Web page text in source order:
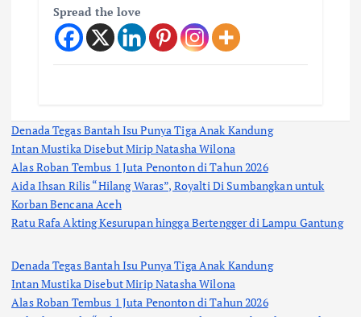
Spread the love
Denada Tegas Bantah Isu Punya Tiga Anak Kandung
Intan Mustika Disebut Mirip Natasha Wilona
Alas Roban Tembus 1 Juta Penonton di Tahun 2026
Aida Ihsan Rilis “Hilang Waras”, Royalti Di Sumbangkan untuk
Korban Bencana Aceh
Ratu Rafa Akting Kesurupan hingga Bertengger di Lampu Gantung
Denada Tegas Bantah Isu Punya Tiga Anak Kandung
Intan Mustika Disebut Mirip Natasha Wilona
Alas Roban Tembus 1 Juta Penonton di Tahun 2026